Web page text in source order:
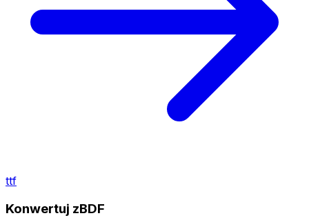
ttf
Konwertuj zBDF